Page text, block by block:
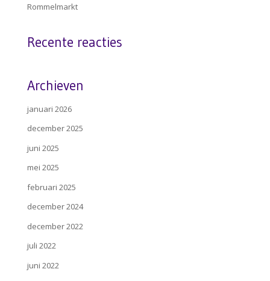
Rommelmarkt
Recente reacties
Archieven
januari 2026
december 2025
juni 2025
mei 2025
februari 2025
december 2024
december 2022
juli 2022
juni 2022